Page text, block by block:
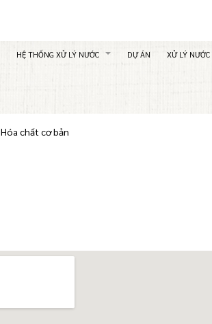
HỆ THỐNG XỬ LÝ NƯỚC DỰ ÁN XỬ LÝ NƯỚC
Hóa chất cơ bản